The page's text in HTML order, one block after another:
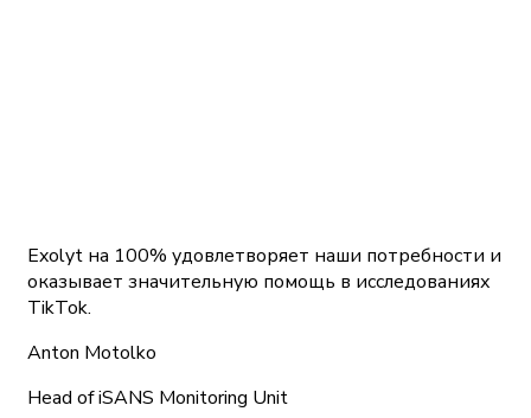
Exolyt на 100% удовлетворяет наши потребности и
оказывает значительную помощь в исследованиях
TikTok.
Anton Motolko
Head of iSANS Monitoring Unit